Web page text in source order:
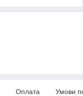
Оплата Умови